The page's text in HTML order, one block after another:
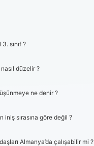
sınıf ?
düzelir ?
ne denir ?
iniş sırasına göre değil ?
Almanya’da çalışabilir mi ?